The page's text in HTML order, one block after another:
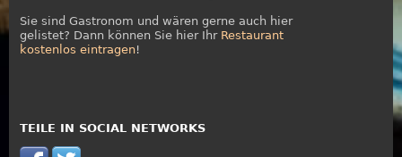
Sie sind Gastronom und wären gerne auch hier
gelistet? Dann können Sie hier Ihr Restaurant
kostenlos eintragen!
TEILE IN SOCIAL NETWORKS